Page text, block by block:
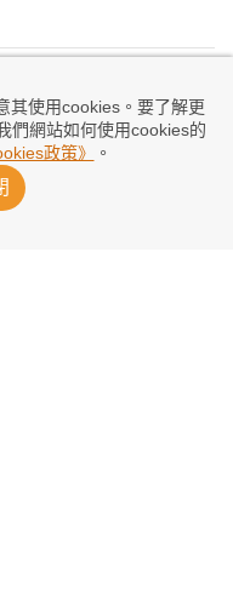
其使用cookies。要了解更
們網站如何使用cookies的
政策》 。
沙比：全隊都很感動